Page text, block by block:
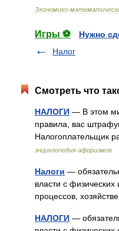
Экономико-
Игры ⚽
Нужно
Налог
Смотреть что
НАЛОГИ — В этом
правила, вас
Налогоплательщик
энциклопедия афоризмов
Налоги —
власти с
процессов,
НАЛОГИ —